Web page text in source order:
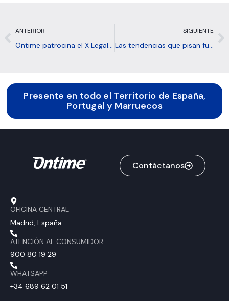
PrevANTERIOR
Ontime patrocina el X Legal Management Forum
SIGUIENTE
Las tendencias que pisan fuerte este 2024 en Logística
Presente en todo el Territorio de España,
Portugal y Marruecos
Contáctanos
OFICINA CENTRAL
Madrid, España
ATENCIÓN AL CONSUMIDOR
900 80 19 29
WHATSAPP
+34 689 62 01 51